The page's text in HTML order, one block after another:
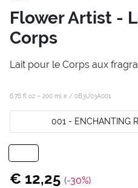
Flower Artist -
Corps
Lait pour le Corps aux
6.76 fl oz – 200 ml e / 0B3U03A001
001 - ENCHANTING
€ 12,25 (-30%)